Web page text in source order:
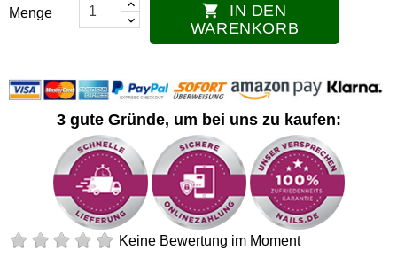
Menge 
WARENKORB
3 gute Gründe, um bei uns zu kaufen:
Keine Bewertung im Moment